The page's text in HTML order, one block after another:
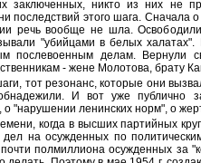
заключенных, никто из них не
последствий этого шага. Сначала
речь вообще не шла.
"убийцами в белых халатах".
послевоенным делам. Вернули
- жене Молотова, брату
тот резонанс, которые они
И вот уже публично
о "нарушении ленинских норм", о
когда в высших партийных
дел на осужденных по
почти полмиллиона осужденных за